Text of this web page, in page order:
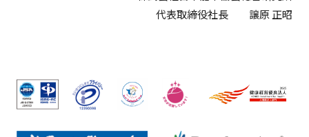
代表取締役社長 譲原 正昭